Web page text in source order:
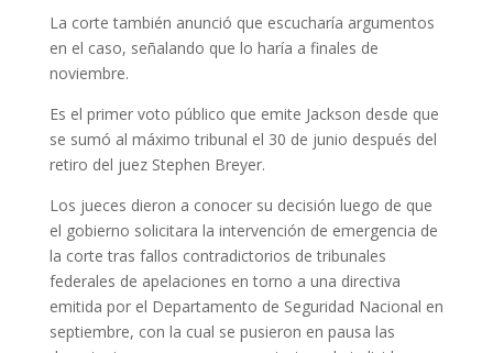
La corte también anunció que escucharía argumentos
en el caso, señalando que lo haría a finales de
noviembre.
Es el primer voto público que emite Jackson desde que
se sumó al máximo tribunal el 30 de junio después del
retiro del juez Stephen Breyer.
Los jueces dieron a conocer su decisión luego de que
el gobierno solicitara la intervención de emergencia de
la corte tras fallos contradictorios de tribunales
federales de apelaciones en torno a una directiva
emitida por el Departamento de Seguridad Nacional en
septiembre, con la cual se pusieron en pausa las